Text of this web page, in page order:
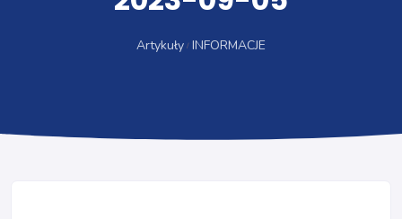
Artykuły INFORMACJE